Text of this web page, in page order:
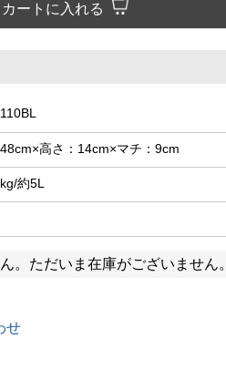
カートに入れる
高さ：14cm×マチ：9cm
約5L
。ただいま在庫がございません。
せ